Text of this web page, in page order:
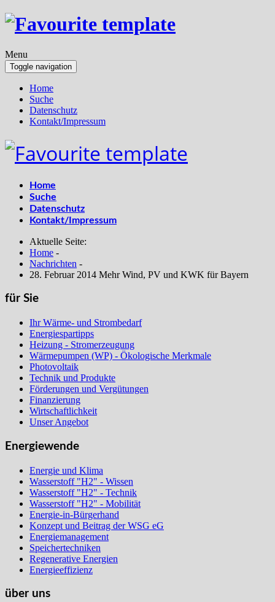
Menu
Toggle navigation
Home
Suche
Datenschutz
Kontakt/Impressum
Home
Suche
Datenschutz
Kontakt/Impressum
Aktuelle Seite:
Home -
Nachrichten -
28. Februar 2014 Mehr Wind, PV und KWK für Bayern
für Sie
Ihr Wärme- und Strombedarf
Energiespartipps
Heizung - Stromerzeugung
Wärmepumpen (WP) - Ökologische Merkmale
Photovoltaik
Technik und Produkte
Förderungen und Vergütungen
Finanzierung
Wirtschaftlichkeit
Unser Angebot
Energiewende
Energie und Klima
Wasserstoff "H2" - Wissen
Wasserstoff "H2" - Technik
Wasserstoff "H2" - Mobilität
Energie-in-Bürgerhand
Konzept und Beitrag der WSG eG
Energiemanagement
Speichertechniken
Regenerative Energien
Energieeffizienz
über uns